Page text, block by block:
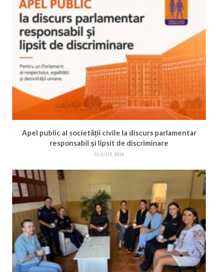
Apel public al societății civile la discurs parlamentar
responsabil și lipsit de discriminare
31 IULIE 2026